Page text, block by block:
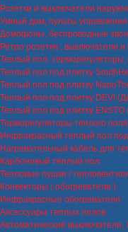
Розетки и выключатели
Умный дом, пульты
Домофоны, беспроводные
Ретро розетки , выключатели
Теплый пол, терморегуляторы,
Теплый пол под плитку
Теплый пол под плитку
Теплый пол под плитку DEVI
Теплый пол под плитку
Терморегуляторы теплого пола
Инфракрасный теплый пол
Нагревательный кабель для
Карбоновый теплый пол
Тепловые пушки /
Конвекторы ( обогреватели )
Инфракрасные обогреватели
Аксессуары теплых полов
Автоматические